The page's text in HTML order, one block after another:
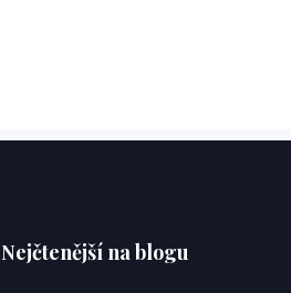
Nejčtenější na blogu